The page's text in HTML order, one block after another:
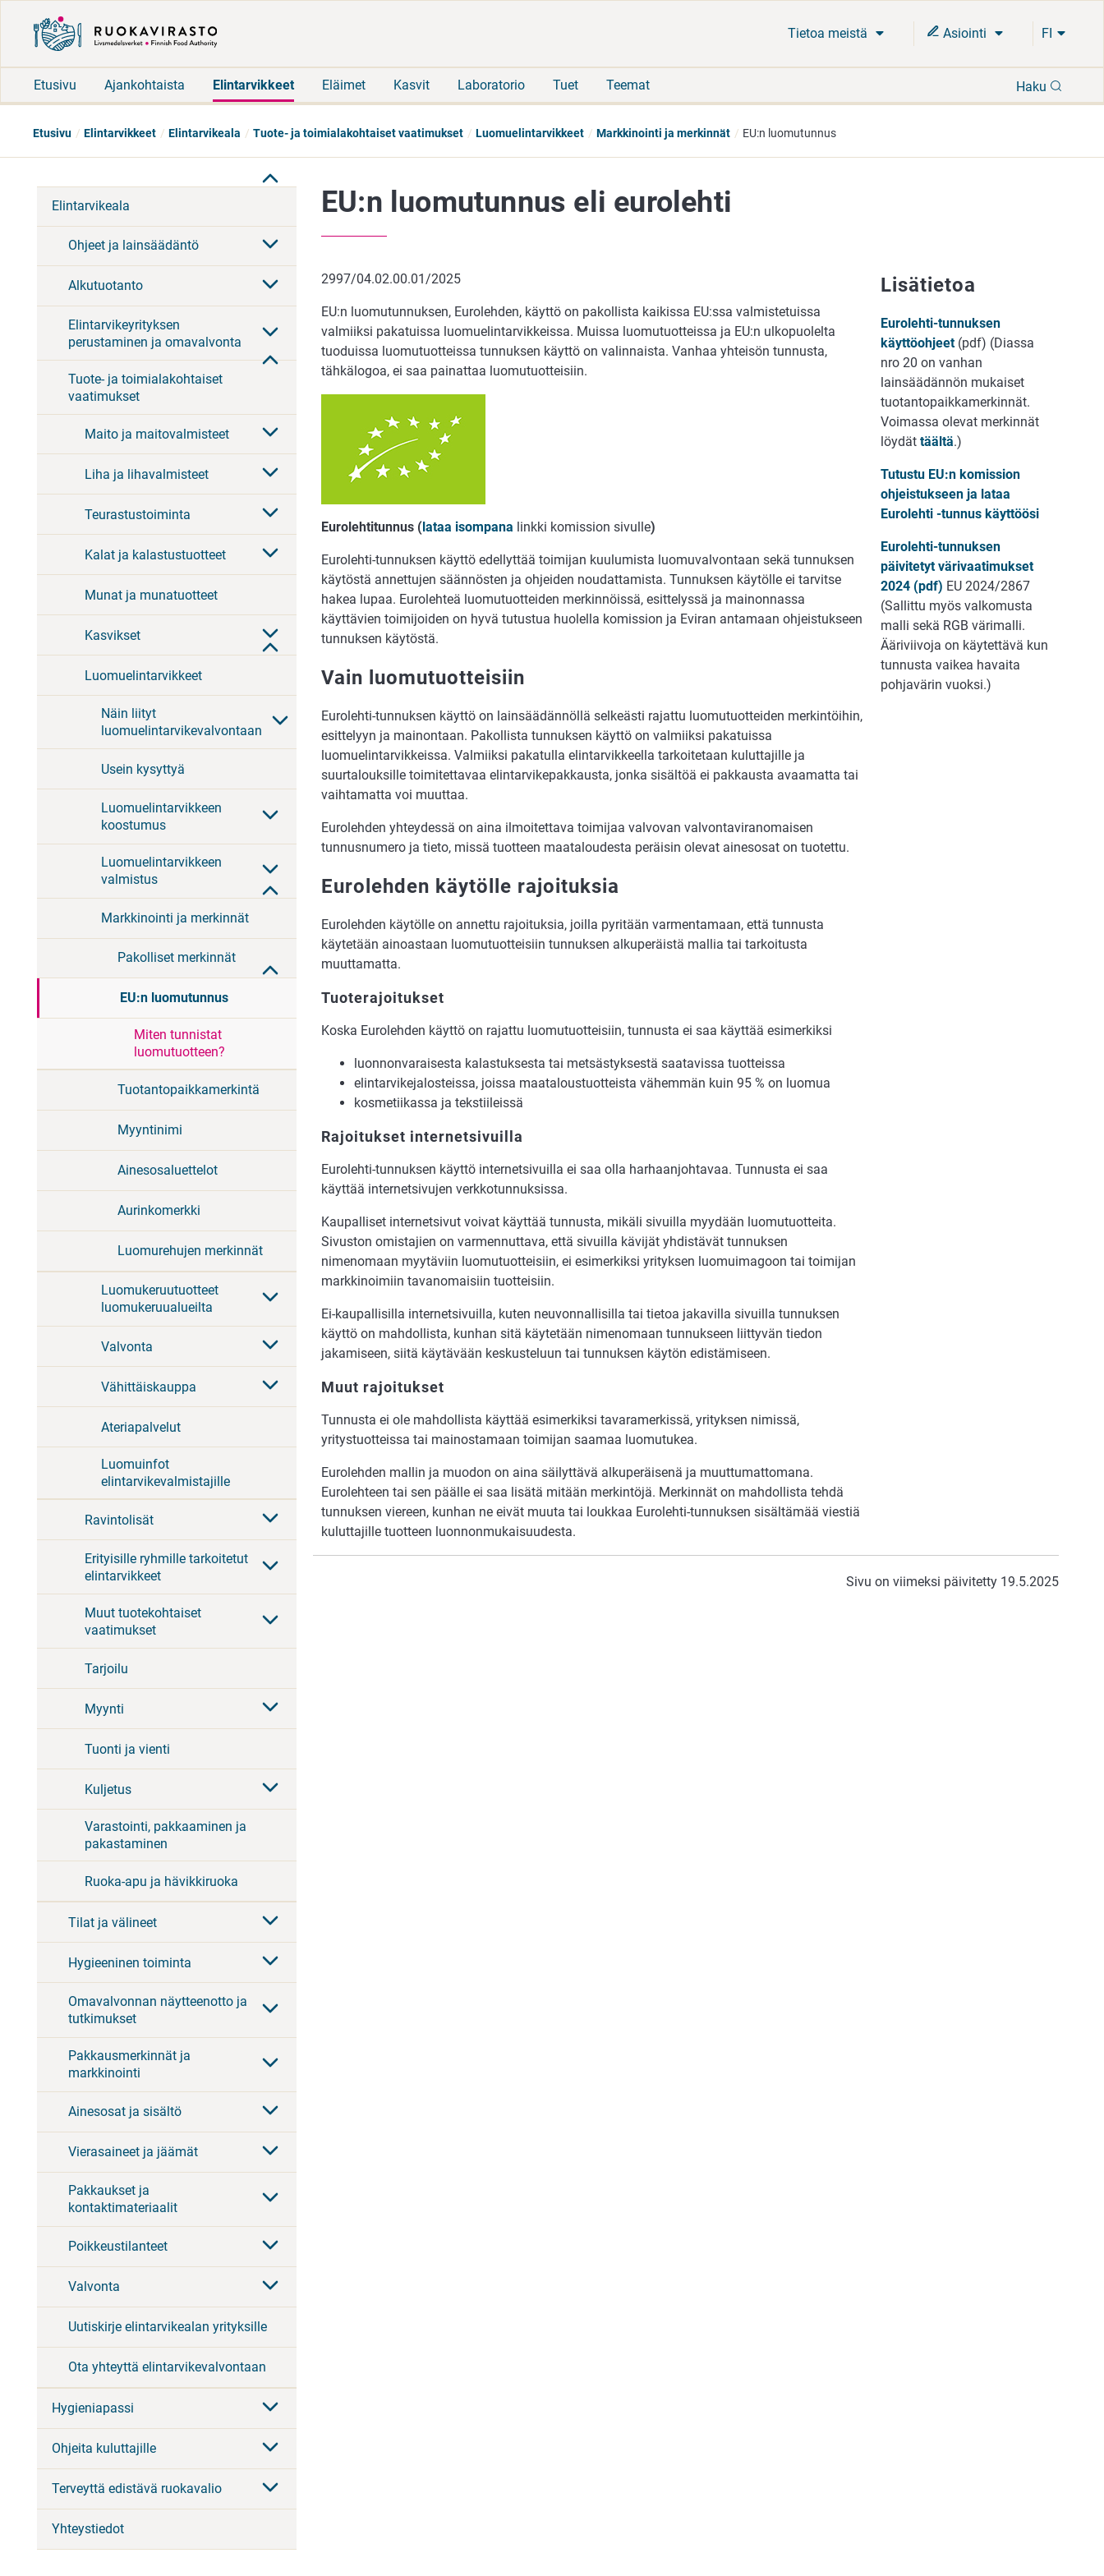
Tietoa meistä Asiointi FI
Etusivu Ajankohtaista Elintarvikkeet Eläimet Kasvit Laboratorio Tuet Teemat Haku
Etusivu Elintarvikkeet Elintarvikeala Tuote- ja toimialakohtaiset vaatimukset Luomuelintarvikkeet Markkinointi ja merkinnät EU:n luomutunnus
Elintarvikeala
Ohjeet ja lainsäädäntö
Alkutuotanto
Elintarvikeyrityksen
perustaminen ja omavalvonta
Tuote- ja toimialakohtaiset
vaatimukset
Maito ja maitovalmisteet
Liha ja lihavalmisteet
Teurastustoiminta
Kalat ja kalastustuotteet
Munat ja munatuotteet
Kasvikset
Luomuelintarvikkeet
Näin liityt
luomuelintarvikevalvontaan
Usein kysyttyä
Luomuelintarvikkeen
koostumus
Luomuelintarvikkeen
valmistus
Markkinointi ja merkinnät
Pakolliset merkinnät
EU:n luomutunnus
Miten tunnistat
luomutuotteen?
Tuotantopaikkamerkintä
Myyntinimi
Ainesosaluettelot
Aurinkomerkki
Luomurehujen merkinnät
Luomukeruutuotteet
luomukeruualueilta
Valvonta
Vähittäiskauppa
Ateriapalvelut
Luomuinfot
elintarvikevalmistajille
Ravintolisät
Erityisille ryhmille tarkoitetut
elintarvikkeet
Muut tuotekohtaiset
vaatimukset
Tarjoilu
Myynti
Tuonti ja vienti
Kuljetus
Varastointi, pakkaaminen ja
pakastaminen
Ruoka-apu ja hävikkiruoka
Tilat ja välineet
Hygieeninen toiminta
Omavalvonnan näytteenotto ja
tutkimukset
Pakkausmerkinnät ja
markkinointi
Ainesosat ja sisältö
Vierasaineet ja jäämät
Pakkaukset ja
kontaktimateriaalit
Poikkeustilanteet
Valvonta
Uutiskirje elintarvikealan yrityksille
Ota yhteyttä elintarvikevalvontaan
Hygieniapassi
Ohjeita kuluttajille
Terveyttä edistävä ruokavalio
Yhteystiedot
EU:n luomutunnus eli eurolehti
2997/04.02.00.01/2025
EU:n luomutunnuksen, Eurolehden, käyttö on pakollista kaikissa EU:ssa valmistetuissa
valmiiksi pakatuissa luomuelintarvikkeissa. Muissa luomutuotteissa ja EU:n ulkopuolelta
tuoduissa luomutuotteissa tunnuksen käyttö on valinnaista. Vanhaa yhteisön tunnusta,
tähkälogoa, ei saa painattaa luomutuotteisiin.
Eurolehtitunnus (lataa isompana linkki komission sivulle)
Eurolehti-tunnuksen käyttö edellyttää toimijan kuulumista luomuvalvontaan sekä tunnuksen
käytöstä annettujen säännösten ja ohjeiden noudattamista. Tunnuksen käytölle ei tarvitse
hakea lupaa. Eurolehteä luomutuotteiden merkinnöissä, esittelyssä ja mainonnassa
käyttävien toimijoiden on hyvä tutustua huolella komission ja Eviran antamaan ohjeistukseen
tunnuksen käytöstä.
Vain luomutuotteisiin
Eurolehti-tunnuksen käyttö on lainsäädännöllä selkeästi rajattu luomutuotteiden merkintöihin,
esittelyyn ja mainontaan. Pakollista tunnuksen käyttö on valmiiksi pakatuissa
luomuelintarvikkeissa. Valmiiksi pakatulla elintarvikkeella tarkoitetaan kuluttajille ja
suurtalouksille toimitettavaa elintarvikepakkausta, jonka sisältöä ei pakkausta avaamatta tai
vaihtamatta voi muuttaa.
Eurolehden yhteydessä on aina ilmoitettava toimijaa valvovan valvontaviranomaisen
tunnusnumero ja tieto, missä tuotteen maataloudesta peräisin olevat ainesosat on tuotettu.
Eurolehden käytölle rajoituksia
Eurolehden käytölle on annettu rajoituksia, joilla pyritään varmentamaan, että tunnusta
käytetään ainoastaan luomutuotteisiin tunnuksen alkuperäistä mallia tai tarkoitusta
muuttamatta.
Tuoterajoitukset
Koska Eurolehden käyttö on rajattu luomutuotteisiin, tunnusta ei saa käyttää esimerkiksi
luonnonvaraisesta kalastuksesta tai metsästyksestä saatavissa tuotteissa
elintarvikejalosteissa, joissa maataloustuotteista vähemmän kuin 95 % on luomua
kosmetiikassa ja tekstiileissä
Rajoitukset internetsivuilla
Eurolehti-tunnuksen käyttö internetsivuilla ei saa olla harhaanjohtavaa. Tunnusta ei saa
käyttää internetsivujen verkkotunnuksissa.
Kaupalliset internetsivut voivat käyttää tunnusta, mikäli sivuilla myydään luomutuotteita.
Sivuston omistajien on varmennuttava, että sivuilla kävijät yhdistävät tunnuksen
nimenomaan myytäviin luomutuotteisiin, ei esimerkiksi yrityksen luomuimagoon tai toimijan
markkinoimiin tavanomaisiin tuotteisiin.
Ei-kaupallisilla internetsivuilla, kuten neuvonnallisilla tai tietoa jakavilla sivuilla tunnuksen
käyttö on mahdollista, kunhan sitä käytetään nimenomaan tunnukseen liittyvän tiedon
jakamiseen, siitä käytävään keskusteluun tai tunnuksen käytön edistämiseen.
Muut rajoitukset
Tunnusta ei ole mahdollista käyttää esimerkiksi tavaramerkissä, yrityksen nimissä,
yritystuotteissa tai mainostamaan toimijan saamaa luomutukea.
Eurolehden mallin ja muodon on aina säilyttävä alkuperäisenä ja muuttumattomana.
Eurolehteen tai sen päälle ei saa lisätä mitään merkintöjä. Merkinnät on mahdollista tehdä
tunnuksen viereen, kunhan ne eivät muuta tai loukkaa Eurolehti-tunnuksen sisältämää viestiä
kuluttajille tuotteen luonnonmukaisuudesta.
Lisätietoa
Eurolehti-tunnuksen
käyttöohjeet (pdf) (Diassa
nro 20 on vanhan
lainsäädännön mukaiset
tuotantopaikkamerkinnät.
Voimassa olevat merkinnät
löydät täältä.)
Tutustu EU:n komission
ohjeistukseen ja lataa
Eurolehti -tunnus käyttöösi
Eurolehti-tunnuksen
päivitetytvärivaatimukset
2024 (pdf) EU 2024/2867
(Sallittu myös valkomusta
malli sekä RGB värimalli.
Ääriviivoja on käytettävä kun
tunnusta vaikea havaita
pohjavärin vuoksi.)
Sivu on viimeksi päivitetty 19.5.2025